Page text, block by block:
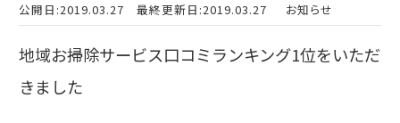
公開日:2019.03.27 最終更新日:2019.03.27 お知らせ
地域お掃除サービス口コミランキング1位をいただ
きました